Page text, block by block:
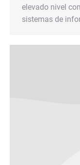
elevado nivel
sistemas de